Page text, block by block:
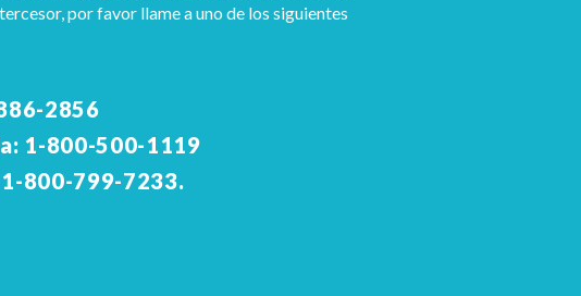
por favor llame a uno de los siguientes
2856
1-800-500-1119
800-799-7233.